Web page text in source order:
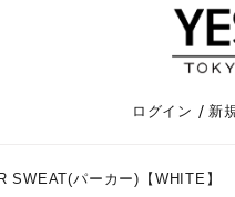
ログイン / 新
パーカー)【WHITE】